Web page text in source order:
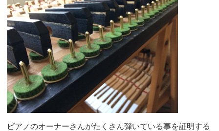
ピアノのオーナーさんがたくさん弾いている事を証明する